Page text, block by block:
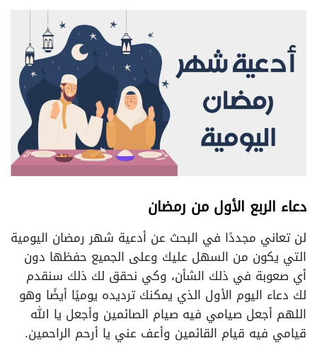
دعاء الربع الأول من رمضان
لن تعاني مجددًا في البحث عن أدعية شهر رمضان اليومية
التي يكون من السهل عليك وعلى الجميع حفظها دون
أي صعوبة في ذلك الشأن، وكي نحقق لك ذلك سنقدم
لك دعاء اليوم الأول الذي يمكنك ترديده يوميًا أيضًا وهو
اللهم أجعل صيامي فيه صيام الصائمين وأجعل يا الله
قيامي فيه قيام القائمين وأعف عني يا أرحم الراحمين.